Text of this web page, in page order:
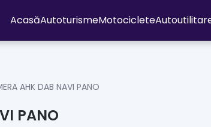
AcasăAutoturismeMotociclete
AHK DAB NAVI PANO
PANO